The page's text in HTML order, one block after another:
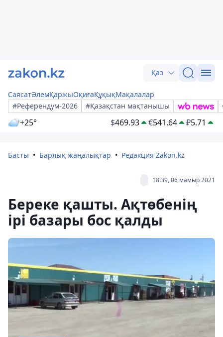
Қаз
СаясатӘлемҚаржыОқиғаҚұқықМақалалар
#Референдум-2026
#Қазақстан мақтанышы
+25° $469.93 €541.64 ₽5.71
Басты Барлық жаңалықтар Редакция Zakon.kz
18:39, 06 мамыр 2021
Береке қашты. Ақтөбенің
ірі базары бос қалды